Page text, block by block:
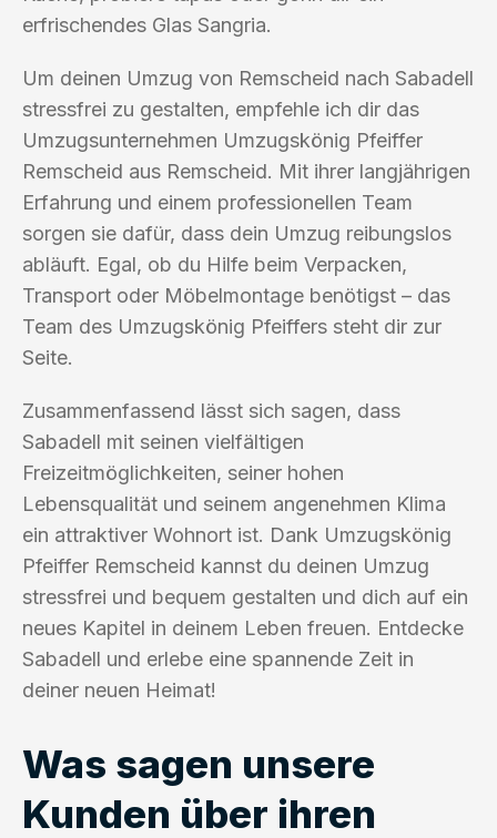
erfrischendes Glas Sangria.
Um deinen Umzug von Remscheid nach Sabadell
stressfrei zu gestalten, empfehle ich dir das
Umzugsunternehmen Umzugskönig Pfeiffer
Remscheid aus Remscheid. Mit ihrer langjährigen
Erfahrung und einem professionellen Team
sorgen sie dafür, dass dein Umzug reibungslos
abläuft. Egal, ob du Hilfe beim Verpacken,
Transport oder Möbelmontage benötigst – das
Team des Umzugskönig Pfeiffers steht dir zur
Seite.
Zusammenfassend lässt sich sagen, dass
Sabadell mit seinen vielfältigen
Freizeitmöglichkeiten, seiner hohen
Lebensqualität und seinem angenehmen Klima
ein attraktiver Wohnort ist. Dank Umzugskönig
Pfeiffer Remscheid kannst du deinen Umzug
stressfrei und bequem gestalten und dich auf ein
neues Kapitel in deinem Leben freuen. Entdecke
Sabadell und erlebe eine spannende Zeit in
deiner neuen Heimat!
Was sagen unsere
Kunden über ihren